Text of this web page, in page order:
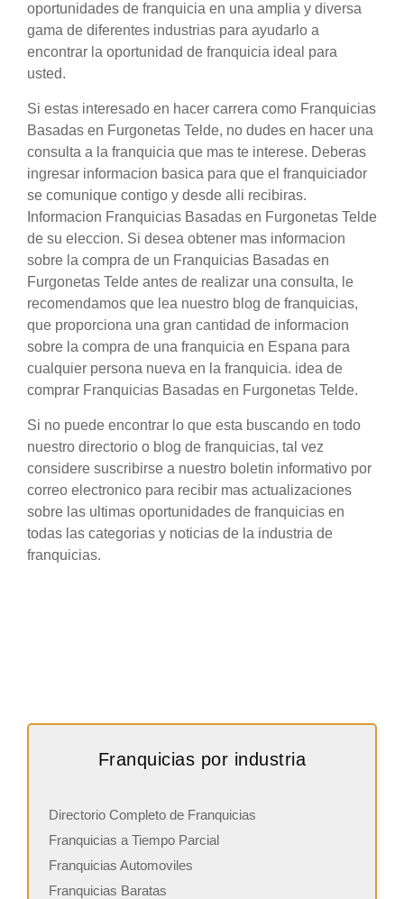
oportunidades de franquicia en una amplia y diversa
gama de diferentes industrias para ayudarlo a
encontrar la oportunidad de franquicia ideal para
usted.
Si estas interesado en hacer carrera como Franquicias
Basadas en Furgonetas Telde, no dudes en hacer una
consulta a la franquicia que mas te interese. Deberas
ingresar informacion basica para que el franquiciador
se comunique contigo y desde alli recibiras.
Informacion Franquicias Basadas en Furgonetas Telde
de su eleccion. Si desea obtener mas informacion
sobre la compra de un Franquicias Basadas en
Furgonetas Telde antes de realizar una consulta, le
recomendamos que lea nuestro blog de franquicias,
que proporciona una gran cantidad de informacion
sobre la compra de una franquicia en Espana para
cualquier persona nueva en la franquicia. idea de
comprar Franquicias Basadas en Furgonetas Telde.
Si no puede encontrar lo que esta buscando en todo
nuestro directorio o blog de franquicias, tal vez
considere suscribirse a nuestro boletin informativo por
correo electronico para recibir mas actualizaciones
sobre las ultimas oportunidades de franquicias en
todas las categorias y noticias de la industria de
franquicias.
Franquicias por industria
Directorio Completo de Franquicias
Franquicias a Tiempo Parcial
Franquicias Automoviles
Franquicias Baratas